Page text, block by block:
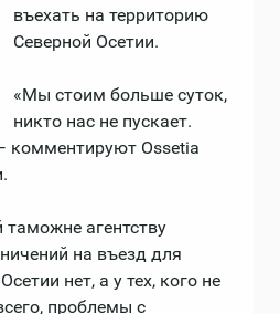
въехать на территорию
Северной Осетии.
«Мы стоим больше суток,
никто нас не пускает.
комментируют Ossetia
таможне агентству
на въезд для
нет, а у тех, кого не
проблемы с